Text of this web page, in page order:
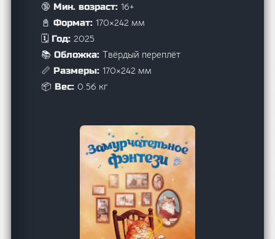
🔞 Мин. возраст:16+
📓 Формат:170×242 мм
🗓️ Год:2025
📚 Обложка:Твёрдый переплёт
📏 Размеры:170×242 мм
📦 Вес:0.56 кг